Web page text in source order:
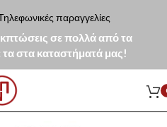
παραγγελίες
σε πολλά από τα
τα στα καταστήματά μας!